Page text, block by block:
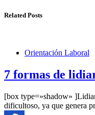
Related Posts
Orientación Laboral
7 formas de
[box type=»shadow»
dificultoso, ya que genera